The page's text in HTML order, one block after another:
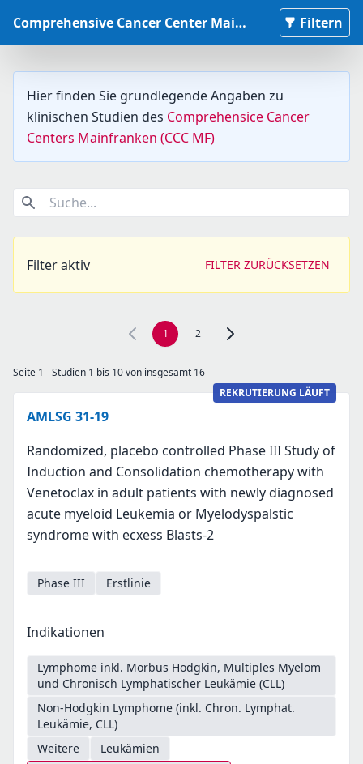
Comprehensive Cancer Center Mainfranken Studiendatenbank Filtern
Hier finden Sie grundlegende Angaben zu
klinischen Studien des Comprehensice Cancer
Centers Mainfranken (CCC MF)
Suche...
Filter aktiv FILTER ZURÜCKSETZEN
1 2 Zur nächsten Seite, Seite 2
Seite 1 - Studien 1 bis 10 von insgesamt 16
REKRUTIERUNG LÄUFT
AMLSG 31-19
Randomized, placebo controlled Phase III Study of
Induction and Consolidation chemotherapy with
Venetoclax in adult patients with newly diagnosed
acute myeloid Leukemia or Myelodyspalstic
syndrome with ecxess Blasts-2
Phase III Erstlinie
Indikationen
Lymphome inkl. Morbus Hodgkin, Multiples Myelom
und Chronisch Lymphatischer Leukämie (CLL)
Non-Hodgkin Lymphome (inkl. Chron. Lymphat.
Leukämie, CLL)
Weitere
Leukämien